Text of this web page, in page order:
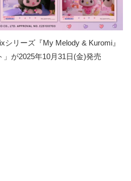
シリーズ『My Melody & Kuromi』
」が2025年10月31日(金)発売